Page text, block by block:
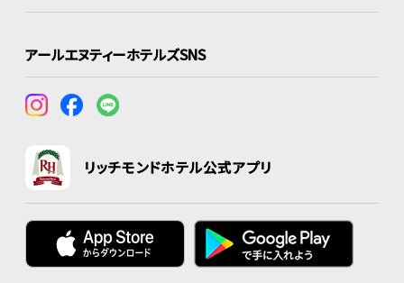
アールエヌティーホテルズSNS
リッチモンドホテル公式アプリ